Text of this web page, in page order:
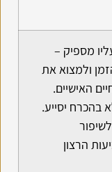
מספיק –
ולמצוא את
האישיים.
בהכרח יסייע.
הרצון